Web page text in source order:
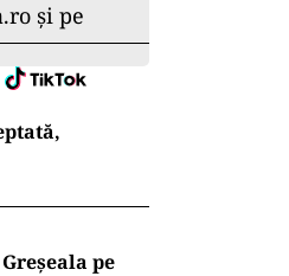
și pe
pe